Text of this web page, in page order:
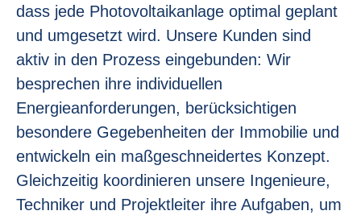
dass jede Photovoltaikanlage optimal geplant
und umgesetzt wird. Unsere Kunden sind
aktiv in den Prozess eingebunden: Wir
besprechen ihre individuellen
Energieanforderungen, berücksichtigen
besondere Gegebenheiten der Immobilie und
entwickeln ein maßgeschneidertes Konzept.
Gleichzeitig koordinieren unsere Ingenieure,
Techniker und Projektleiter ihre Aufgaben, um